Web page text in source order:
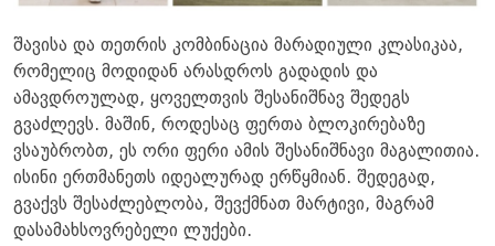
შავისა და თეთრის კომბინაცია მარადიული კლასიკაა,
რომელიც მოდიდან არასდროს გადადის და
ამავდროულად, ყოველთვის შესანიშნავ შედეგს
გვაძლევს. მაშინ, როდესაც ფერთა ბლოკირებაზე
ვსაუბრობთ, ეს ორი ფერი ამის შესანიშნავი მაგალითია.
ისინი ერთმანეთს იდეალურად ერწყმიან. შედეგად,
გვაქვს შესაძლებლობა, შევქმნათ მარტივი, მაგრამ
დასამახსოვრებელი ლუქები.